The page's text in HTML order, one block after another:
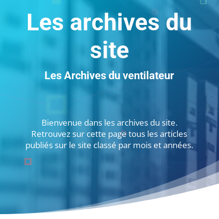
Les archives du
site
Les Archives du ventilateur
Bienvenue dans les archives du site.
Retrouvez sur cette page tous les articles
publiés sur le site classé par mois et années.